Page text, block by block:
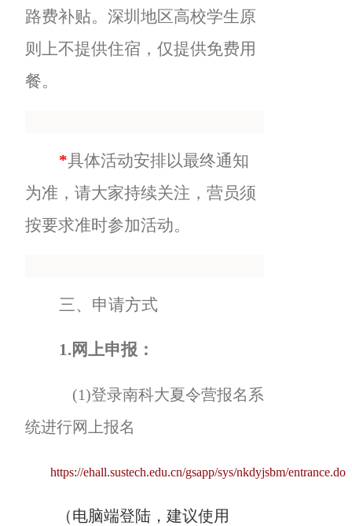
路费补贴。深圳地区高校学生原
则上不提供住宿，仅提供免费用
餐。
*具体活动安排以最终通知
为准，请大家持续关注，营员须
按要求准时参加活动。
三、申请方式
1.网上申报：
(1)登录南科大夏令营报名系
统进行网上报名
https://ehall.sustech.edu.cn/gsapp/sys/nkdyjsbm/entrance.do
（电脑端登陆， 建议使用